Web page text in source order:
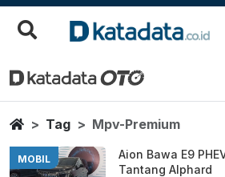
Mpv Premium
Berita Terbaru
HomeTag Mpv-Premium
MOBIL
Aion Bawa E9
Tantang Alphard